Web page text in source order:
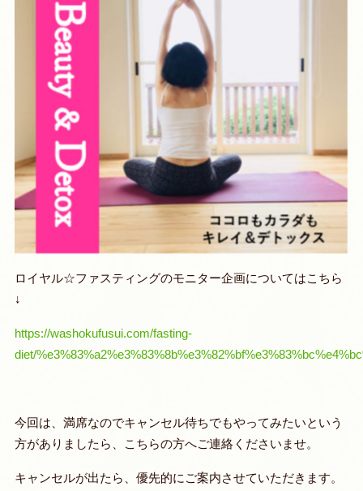
ロイヤル☆ファスティングのモニター企画についてはこちら
↓
https://washokufusui.com/fasting-
diet/
今回は、満席なのでキャンセル待ちでもやってみたいという
方がありましたら、こちらの方へご連絡くださいませ。
キャンセルが出たら、優先的にご案内させていただきます。